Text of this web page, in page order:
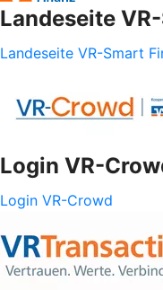
Landeseite
Landeseite VR-Smart
Login VR-
Login VR-Crowd